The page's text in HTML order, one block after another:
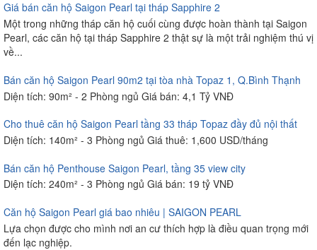
Giá bán căn hộ Saigon Pearl tại tháp Sapphire 2
Một trong những tháp căn hộ cuối cùng được hoàn thành tại Saigon
Pearl, các căn hộ tại tháp Sapphire 2 thật sự là một trải nghiệm thú vị
về...
Bán căn hộ Saigon Pearl 90m2 tại tòa nhà Topaz 1, Q.Bình Thạnh
Diện tích: 90m² - 2 Phòng ngủ Giá bán: 4,1 Tỷ VNĐ
Cho thuê căn hộ Saigon Pearl tầng 33 tháp Topaz đầy đủ nội thất
Diện tích: 140m² - 3 Phòng ngủ Giá thuê: 1,600 USD/tháng
Bán căn hộ Penthouse Saigon Pearl, tầng 35 view city
Diện tích: 240m² - 3 Phòng ngủ Giá bán: 19 tỷ VNĐ
Căn hộ Saigon Pearl giá bao nhiêu | SAIGON PEARL
Lựa chọn được cho mình nơi an cư thích hợp là điều quan trọng mới
đến lạc nghiệp.